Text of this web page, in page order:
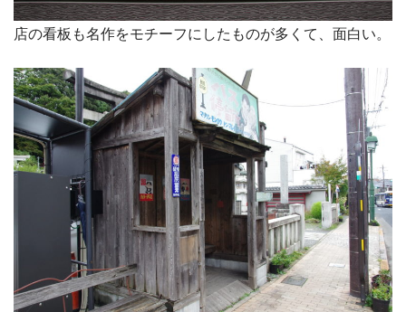
店の看板も名作をモチーフにしたものが多くて、面白い。